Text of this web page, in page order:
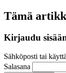
Tämä
Kirjaudu
Sähköposti tai
Salasana